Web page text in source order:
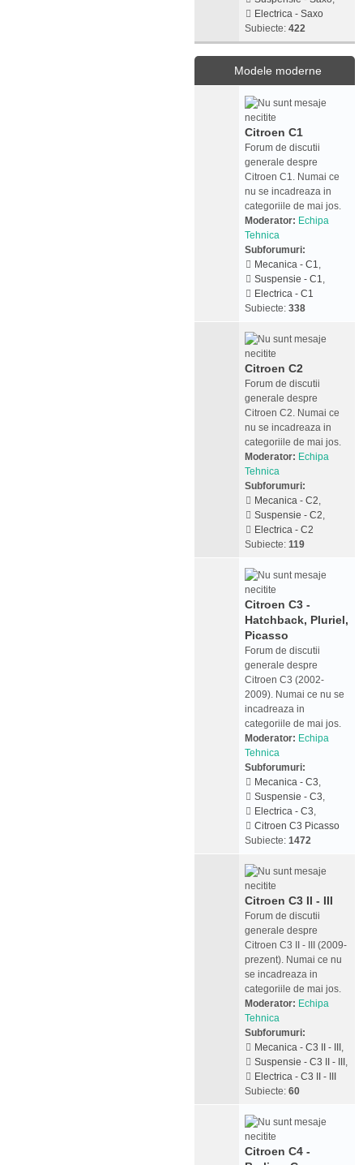
Electrica - Saxo
Subiecte: 422
Modele moderne
Citroen C1
Forum de discutii
generale despre
Citroen C1. Numai ce
nu se incadreaza in
categoriile de mai jos.
Moderator: Echipa
Tehnica
Subforumuri:
Mecanica - C1,
Suspensie - C1,
Electrica - C1
Subiecte: 338
Citroen C2
Forum de discutii
generale despre
Citroen C2. Numai ce
nu se incadreaza in
categoriile de mai jos.
Moderator: Echipa
Tehnica
Subforumuri:
Mecanica - C2,
Suspensie - C2,
Electrica - C2
Subiecte: 119
Citroen C3 -
Hatchback, Pluriel,
Picasso
Forum de discutii
generale despre
Citroen C3 (2002-
2009). Numai ce nu se
incadreaza in
categoriile de mai jos.
Moderator: Echipa
Tehnica
Subforumuri:
Mecanica - C3,
Suspensie - C3,
Electrica - C3,
Citroen C3 Picasso
Subiecte: 1472
Citroen C3 II - III
Forum de discutii
generale despre
Citroen C3 II - III (2009-
prezent). Numai ce nu
se incadreaza in
categoriile de mai jos.
Moderator: Echipa
Tehnica
Subforumuri:
Mecanica - C3 II - III ,
Suspensie - C3 II - III ,
Electrica - C3 II - III
Subiecte: 60
Citroen C4 -